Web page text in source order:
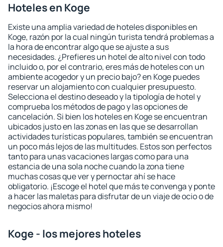
Hoteles en Koge
Existe una amplia variedad de hoteles disponibles en
Koge, razón por la cual ningún turista tendrá problemas a
la hora de encontrar algo que se ajuste a sus
necesidades. ¿Prefieres un hotel de alto nivel con todo
incluido o, por el contrario, eres más de hoteles con un
ambiente acogedor y un precio bajo? en Koge puedes
reservar un alojamiento con cualquier presupuesto.
Selecciona el destino deseado y la tipología de hotel y
comprueba los métodos de pago y las opciones de
cancelación. Si bien los hoteles en Koge se encuentran
ubicados justo en las zonas en las que se desarrollan
actividades turísticas populares, también se encuentran
un poco más lejos de las multitudes. Estos son perfectos
tanto para unas vacaciones largas como para una
estancia de una sola noche cuando la zona tiene
muchas cosas que ver y pernoctar ahí se hace
obligatorio. ¡Escoge el hotel que más te convenga y ponte
a hacer las maletas para disfrutar de un viaje de ocio o de
negocios ahora mismo!
Koge - los mejores hoteles